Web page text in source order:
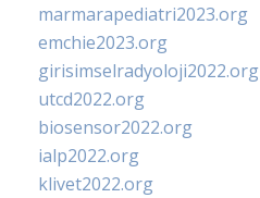
marmarapediatri2023.org
emchie2023.org
girisimselradyoloji2022.org
utcd2022.org
biosensor2022.org
ialp2022.org
klivet2022.org